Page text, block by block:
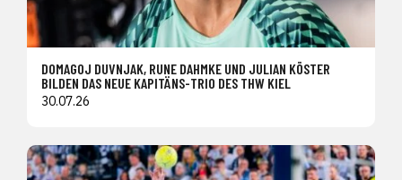
DOMAGOJ DUVNJAK, RUNE DAHMKE UND JULIAN KÖSTER
BILDEN DAS NEUE KAPITÄNS-TRIO DES THW KIEL
30.07.26